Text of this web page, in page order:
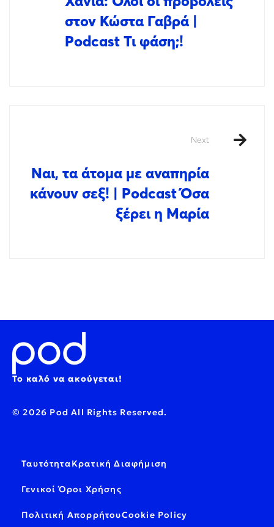
στον Κώστα Γαβρά |
Podcast Τι φάση;!
Next
Ναι, τα άτομα με αναπηρία
κάνουν σεξ! | Podcast Όσα
ξέρει η Μαρία
Το καλό να ακούγεται!
© 2026 Pod All Rights Reserved.
ΤαυτότηταΚρατική Διαφήμιση
Γενικοί Όροι Χρήσης
Πολιτική ΑπορρήτουCookie Policy